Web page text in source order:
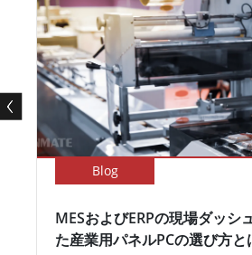
Blog
MESおよびERPの現場ダッシ
た産業用パネルPCの選び方と